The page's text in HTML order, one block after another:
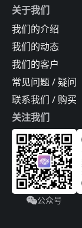
关于我们
我们的介绍
我们的动态
我们的客户
常见问题 / 疑问
联系我们 / 购买
关注我们
公众号